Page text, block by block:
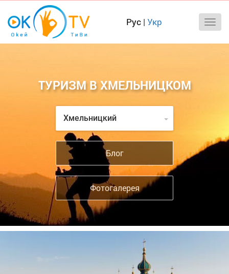
Рус | Укр
ТУРИЗМ В ХМЕЛЬНИЦКОМ
Хмельницкий
Блог
Фотогалерея